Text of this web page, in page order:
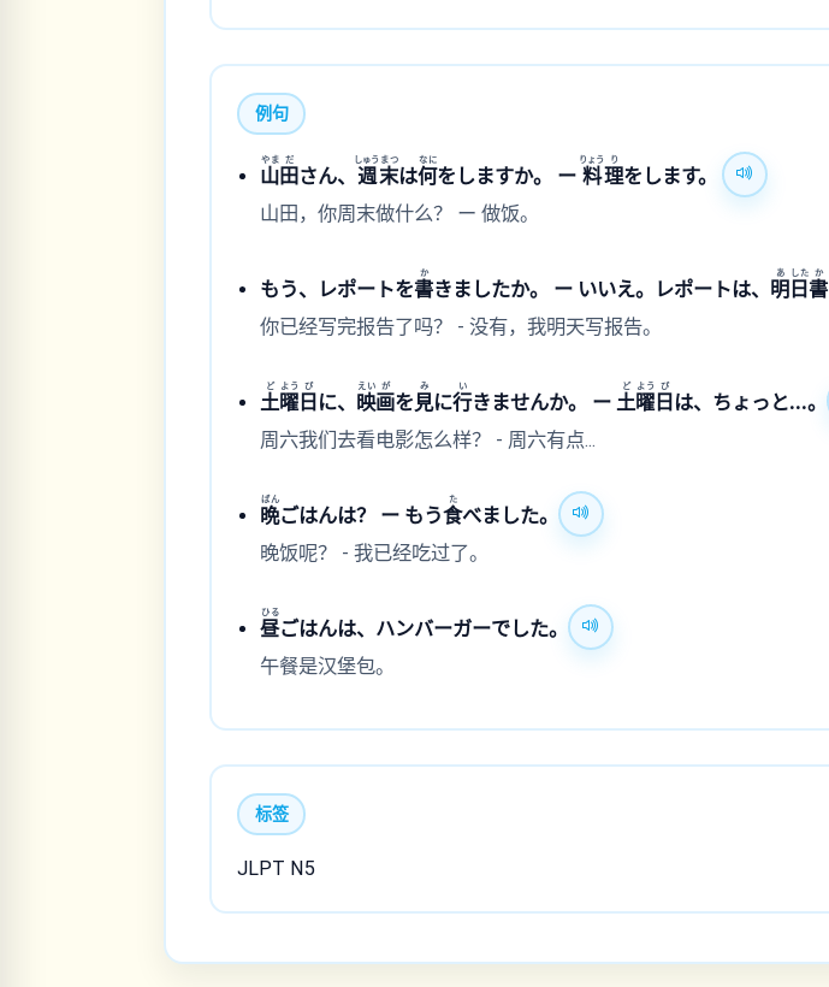
例句
山
やま
田
だ
さん、 週
しゅう
末
まつ
は何
なに
をしますか。 ー 料
りょう
理
り
をします。
山田，你周末做什么？ ー 做饭。
もう、レポートを書
か
きましたか。 ー いいえ。レポートは、 明
あ
日
した
書
か
你已经写完报告了吗？ - 没有，我明天写报告。
土
ど
曜
よう
日
び
に、 映
えい
画
が
を見
み
に行
い
きませんか。 ー土
ど
曜
よう
日
び
は、ちょっと...。
周六我们去看电影怎么样？ - 周六有点...
晩
ばん
ごはんは？ ー もう食
た
べました。
晚饭呢？ - 我已经吃过了。
昼
ひる
ごはんは、ハンバーガーでした。
午餐是汉堡包。
标签
JLPT N5